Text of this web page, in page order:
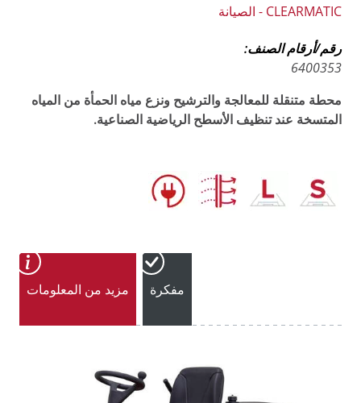
CLEARMATIC - الصيانة
رقم/أرقام الصنف:
6400353
محطة متنقلة للمعالجة والترشيح ونزع مياه الحمأة من المياه
المتسخة عند تنظيف الأسطح الرياضية الصناعية.
مفكرة مزيد من المعلومات